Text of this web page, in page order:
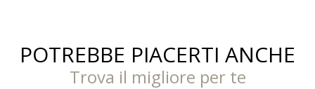
POTREBBE PIACERTI ANCHE
Trova il migliore per te